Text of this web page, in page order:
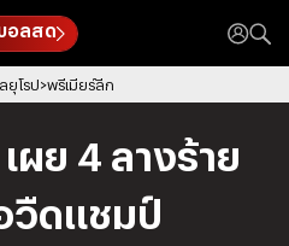
อลสด
โรป พรีเมียร์ลีก
ผย 4 ลางร้าย
วืดแชมป์